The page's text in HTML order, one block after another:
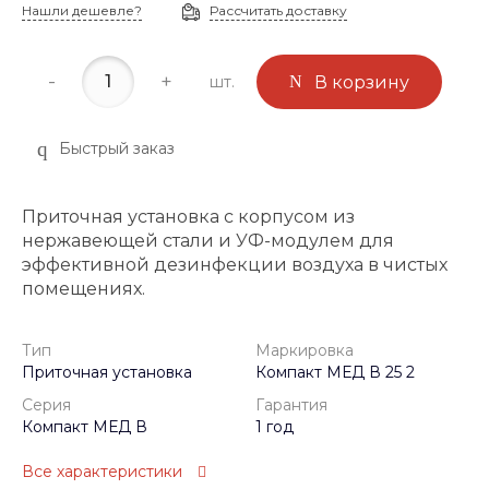
Нашли дешевле? Рассчитать доставку
- + шт. В корзину
Быстрый заказ
Приточная установка с корпусом из
нержавеющей стали и УФ-модулем для
эффективной дезинфекции воздуха в чистых
помещениях.
Тип
Приточная установка
Маркировка
Компакт МЕД В 25 2
Серия
Компакт МЕД В
Гарантия
1 год
Все характеристики